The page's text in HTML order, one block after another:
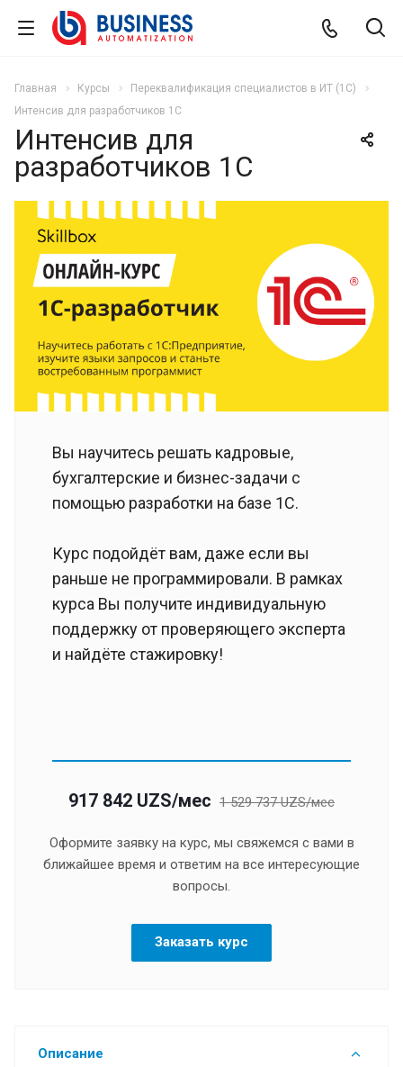
Главная Курсы
Переквалификация специалистов в ИТ (1C)
Интенсив для разработчиков 1С
Интенсив для
разработчиков 1С
Вы научитесь решать кадровые,
бухгалтерские и бизнес-задачи с
помощью разработки на базе 1С.
Курс подойдёт вам, даже если вы
раньше не программировали. В рамках
курса Вы получите индивидуальную
поддержку от проверяющего эксперта
и найдёте стажировку!
917 842 UZS/мес 1 529 737 UZS/мес
Оформите заявку на курс, мы свяжемся с вами в
ближайшее время и ответим на все интересующие
вопросы.
Заказать курс
Описание